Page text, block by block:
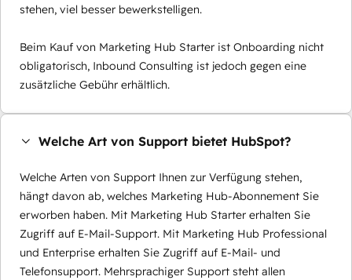
stehen, viel besser bewerkstelligen.
Beim Kauf von Marketing Hub Starter ist Onboarding nicht
obligatorisch, Inbound Consulting ist jedoch gegen eine
zusätzliche Gebühr erhältlich.
Welche Art von Support bietet HubSpot?
Welche Arten von Support Ihnen zur Verfügung stehen,
hängt davon ab, welches Marketing Hub-Abonnement Sie
erworben haben. Mit Marketing Hub Starter erhalten Sie
Zugriff auf E-Mail-Support. Mit Marketing Hub Professional
und Enterprise erhalten Sie Zugriff auf E-Mail- und
Telefonsupport. Mehrsprachiger Support steht allen